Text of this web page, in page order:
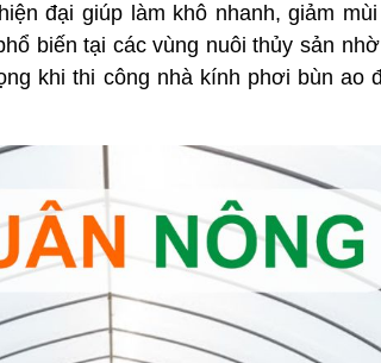
đại giúp làm khô nhanh, giảm
biến tại các vùng nuôi thủy sản
khi thi công nhà kính phơi bùn ao